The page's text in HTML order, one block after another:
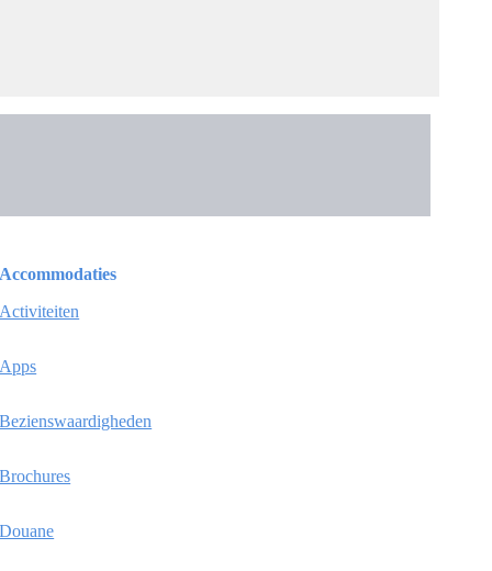
Accommodaties
Activiteiten
Apps
Bezienswaardigheden
Brochures
Douane